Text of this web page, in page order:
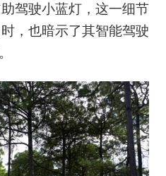
驾驶小蓝灯，这一细节
，也暗示了其智能驾驶